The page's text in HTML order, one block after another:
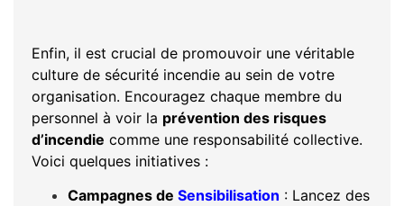
Enfin, il est crucial de promouvoir une véritable
culture de sécurité incendie au sein de votre
organisation. Encouragez chaque membre du
personnel à voir la prévention des risques
d’incendie comme une responsabilité collective.
Voici quelques initiatives :
Campagnes de Sensibilisation : Lancez des